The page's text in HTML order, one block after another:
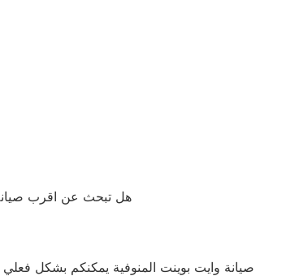
هل تبحث عن اقرب صيانة
صيانة وايت بوينت المنوفية يمكنكم بشكل